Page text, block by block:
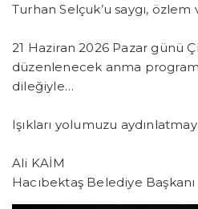
Turhan Selçuk’u saygı,
21 Haziran 2026 Pazar günü
düzenlenecek anma
dileğiyle…
Işıkları yolumuzu
Ali KAİM
Hacıbektaş Belediye Başkanı